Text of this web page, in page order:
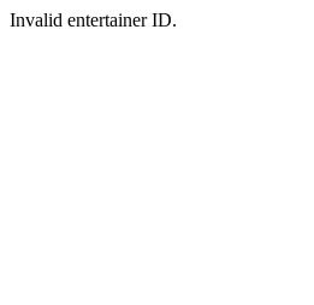
Invalid entertainer ID.